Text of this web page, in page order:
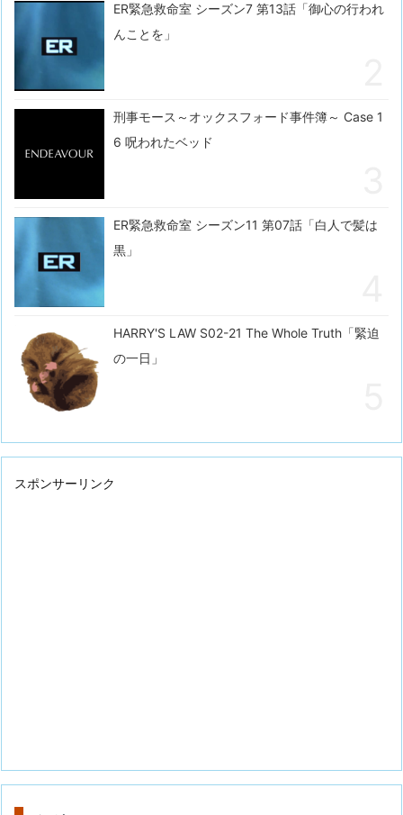
ER緊急救命室 シーズン7 第13話「御心の行われ
んことを」
刑事モース～オックスフォード事件簿～ Case 1
6 呪われたベッド
ER緊急救命室 シーズン11 第07話「白人で髪は
黒」
HARRY'S LAW S02-21 The Whole Truth「緊迫
の一日」
スポンサーリンク